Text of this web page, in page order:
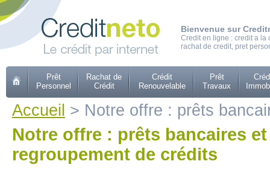
Bienvenue sur
Credit en ligne : credit a la
rachat de credit, pret
Prêt
Personnel
Rachat de
Crédit
Crédit
Renouvelable
Prêt
Travaux
Accueil > Notre offre : prêts
Notre offre : prêts bancaires et
regroupement de crédits